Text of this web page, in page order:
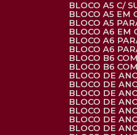
BLOCO A5 C/
BLOCO A5 EM
BLOCO A5
BLOCO A6
BLOCO A6
BLOCO A6
BLOCO B6
BLOCO B6
BLOCO DE
BLOCO DE
BLOCO DE
BLOCO DE
BLOCO DE
BLOCO DE
BLOCO DE